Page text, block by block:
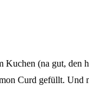
(na gut, den
Curd gefüllt. Und